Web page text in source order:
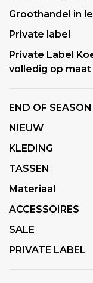
Groothandel in
Private label
Private Label
volledig op maat
END OF SEASON
NIEUW
KLEDING
TASSEN
Materiaal
ACCESSOIRES
SALE
PRIVATE LABEL